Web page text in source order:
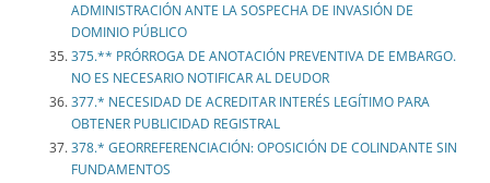
ADMINISTRACIÓN ANTE LA SOSPECHA DE INVASIÓN DE
DOMINIO PÚBLICO
375.** PRÓRROGA DE ANOTACIÓN PREVENTIVA DE EMBARGO.
NO ES NECESARIO NOTIFICAR AL DEUDOR
377.* NECESIDAD DE ACREDITAR INTERÉS LEGÍTIMO PARA
OBTENER PUBLICIDAD REGISTRAL
378.* GEORREFERENCIACIÓN: OPOSICIÓN DE COLINDANTE SIN
FUNDAMENTOS